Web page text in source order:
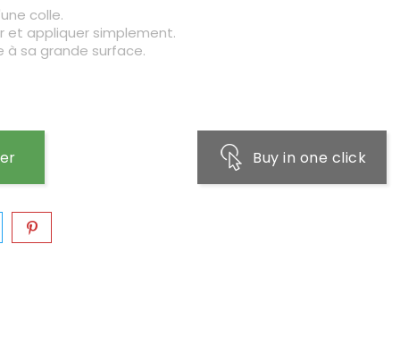
colle.
et appliquer simplement.
à sa grande surface.
Buy in one click